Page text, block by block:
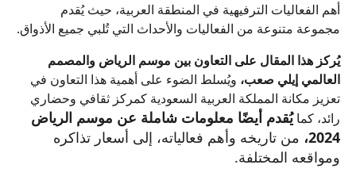
أهم الفعاليات الترفيهية في المنطقة العربية، حيث يُقدم
مجموعة متنوعة من الفعاليات والأحداث التي تُلبي جميع الأذواق.
يُركز هذا المقال على التعاون بين موسم الرياض والمصمم
العالمي إيلي صعب، ويُسلط الضوء على أهمية هذا التعاون في
تعزيز مكانة المملكة العربية السعودية كمركز ثقافي وحضاري
رائد، كمايُقدم أيضًا معلومات شاملة عن موسم الرياض
2024، من تاريخه وأهم فعالياته، إلى أسعار تذاكره
ومواقعه المختلفة.